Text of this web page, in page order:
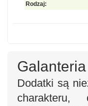
Rodzaj:
Galanteria
Dodatki są